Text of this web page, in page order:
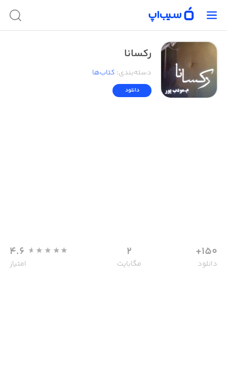
رکسانا
دسته‌بندی: کتاب‌ها
دانلود
150+
دانلود
2
مگابایت
4.6
امتیاز